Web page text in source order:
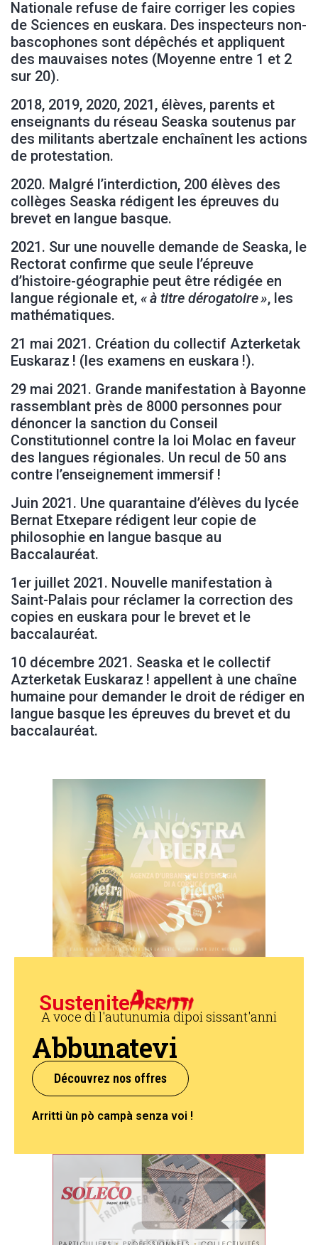
Nationale refuse de faire corriger les copies
de Sciences en euskara. Des inspecteurs non-
bascophones sont dépêchés et appliquent
des mauvaises notes (Moyenne entre 1 et 2
sur 20).
2018, 2019, 2020, 2021, élèves, parents et
enseignants du réseau Seaska soutenus par
des militants abertzale enchaînent les actions
de protestation.
2020. Malgré l’interdiction, 200 élèves des
collèges Seaska rédigent les épreuves du
brevet en langue basque.
2021. Sur une nouvelle demande de Seaska, le
Rectorat confirme que seule l’épreuve
d’histoire-géographie peut être rédigée en
langue régionale et, « à titre dérogatoire », les
mathématiques.
21 mai 2021. Création du collectif Azterketak
Euskaraz ! (les examens en euskara !).
29 mai 2021. Grande manifestation à Bayonne
rassemblant près de 8000 personnes pour
dénoncer la sanction du Conseil
Constitutionnel contre la loi Molac en faveur
des langues régionales. Un recul de 50 ans
contre l’enseignement immersif !
Juin 2021. Une quarantaine d’élèves du lycée
Bernat Etxepare rédigent leur copie de
philosophie en langue basque au
Baccalauréat.
1er juillet 2021. Nouvelle manifestation à
Saint-Palais pour réclamer la correction des
copies en euskara pour le brevet et le
baccalauréat.
10 décembre 2021. Seaska et le collectif
Azterketak Euskaraz ! appellent à une chaîne
humaine pour demander le droit de rédiger en
langue basque les épreuves du brevet et du
baccalauréat.
Sustenite
A voce di l'autunumia dipoi sissant'anni
Abbunatevi
Découvrez nos offres
Arritti ùn pò campà senza voi !